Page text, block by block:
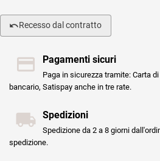
Recesso dal contratto
Pagamenti sicuri
Paga in sicurezza tramite: Carta
bancario, Satispay anche in tre rate.
Spedizioni
Spedizione da 2 a 8 giorni
spedizione.